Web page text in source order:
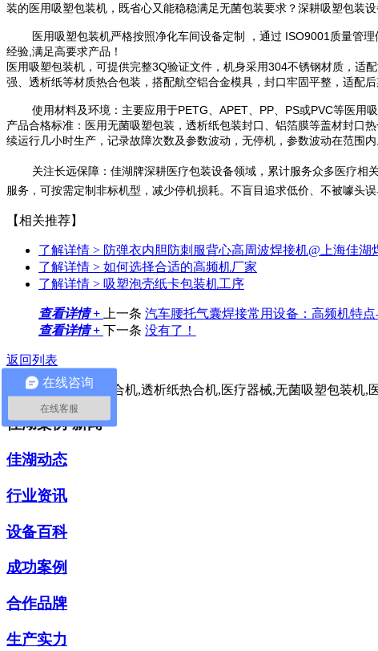
装的医用吸塑包装机，既省心又能稳稳满足无菌包装要求？深耕吸塑包装
医用吸塑包装机严格按照净化车间设备定制 ，通过 ISO9001质量管
经验,满足高要求产品！
医用吸塑包装机，可提供完整3Q验证文件，机身采用304不锈钢材质，
强、透析纸等材质热合包装，搭配航空铝合金模具，封口牢固平整，适配
使用材料及环境：主要应用于PETG、APET、PP、PS或PVC等医用
产品合格标准：医用无菌吸塑包装，透析纸包装封口、铝箔膜等盖材封口
续运行几小时生产，记录故障次数及参数波动，无停机，参数波动在范围内
关注长远保障：佳湖牌深耕医疗包装设备领域，累计服务众多医疗
服务，可按需定制非标机型，减少停机损耗。不盲目追求低价、不被噱头
【相关推荐】
了解详情 > 防弹衣内胆防刺服背心高周波焊接机‌@上海佳湖
了解详情 > 如何选择合适的高频机厂家
了解详情 > 吸塑泡壳纸卡包装机工序
查看详情 + 上一条 汽车腰托气囊焊接常用设备：高频机特
查看详情 + 下一条 没有了！
返回列表
本文标签：医疗热合机,透析纸热合机,医疗器械,无菌吸塑包装机,
佳湖案例·新闻
佳湖动态
行业资讯
设备百科
成功案例
合作品牌
生产实力
在线咨询
在线客服